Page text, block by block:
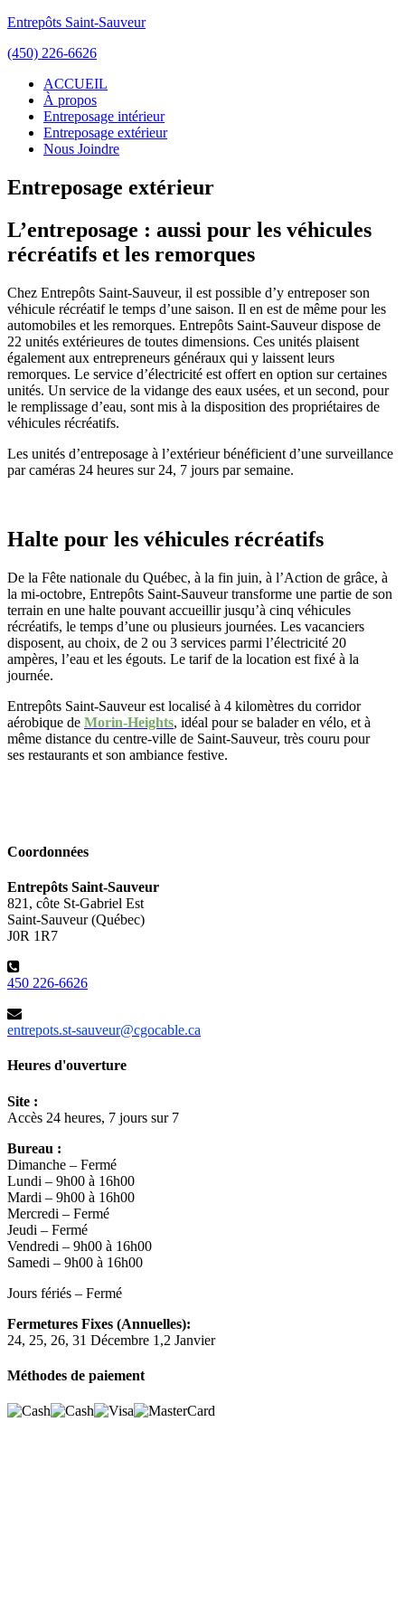
Entrepôts Saint-Sauveur
(450) 226-6626
ACCUEIL
À propos
Entreposage intérieur
Entreposage extérieur
Nous Joindre
Entreposage extérieur
L’entreposage : aussi pour les véhicules
récréatifs et les remorques
Chez Entrepôts Saint-Sauveur, il est possible d’y entreposer son
véhicule récréatif le temps d’une saison. Il en est de même pour les
automobiles et les remorques. Entrepôts Saint-Sauveur dispose de
22 unités extérieures de toutes dimensions. Ces unités plaisent
également aux entrepreneurs généraux qui y laissent leurs
remorques. Le service d’électricité est offert en option sur certaines
unités. Un service de la vidange des eaux usées, et un second, pour
le remplissage d’eau, sont mis à la disposition des propriétaires de
véhicules récréatifs.
Les unités d’entreposage à l’extérieur bénéficient d’une surveillance
par caméras 24 heures sur 24, 7 jours par semaine.
Halte pour les véhicules récréatifs
De la Fête nationale du Québec, à la fin juin, à l’Action de grâce, à
la mi-octobre, Entrepôts Saint-Sauveur transforme une partie de son
terrain en une halte pouvant accueillir jusqu’à cinq véhicules
récréatifs, le temps d’une ou plusieurs journées. Les vacanciers
disposent, au choix, de 2 ou 3 services parmi l’électricité 20
ampères, l’eau et les égouts. Le tarif de la location est fixé à la
journée.
Entrepôts Saint-Sauveur est localisé à 4 kilomètres du corridor
aérobique de Morin-Heights, idéal pour se balader en vélo, et à
même distance du centre-ville de Saint-Sauveur, très couru pour
ses restaurants et son ambiance festive.
Coordonnées
Entrepôts Saint-Sauveur
821, côte St-Gabriel Est
Saint-Sauveur (Québec)
J0R 1R7
450 226-6626
entrepots.st-sauveur@cgocable.ca
Heures d'ouverture
Site :
Accès 24 heures, 7 jours sur 7
Bureau :
Dimanche – Fermé
Lundi – 9h00 à 16h00
Mardi – 9h00 à 16h00
Mercredi – Fermé
Jeudi – Fermé
Vendredi – 9h00 à 16h00
Samedi – 9h00 à 16h00
Jours fériés – Fermé
Fermetures Fixes (Annuelles):
24, 25, 26, 31 Décembre 1,2 Janvier
Méthodes de paiement